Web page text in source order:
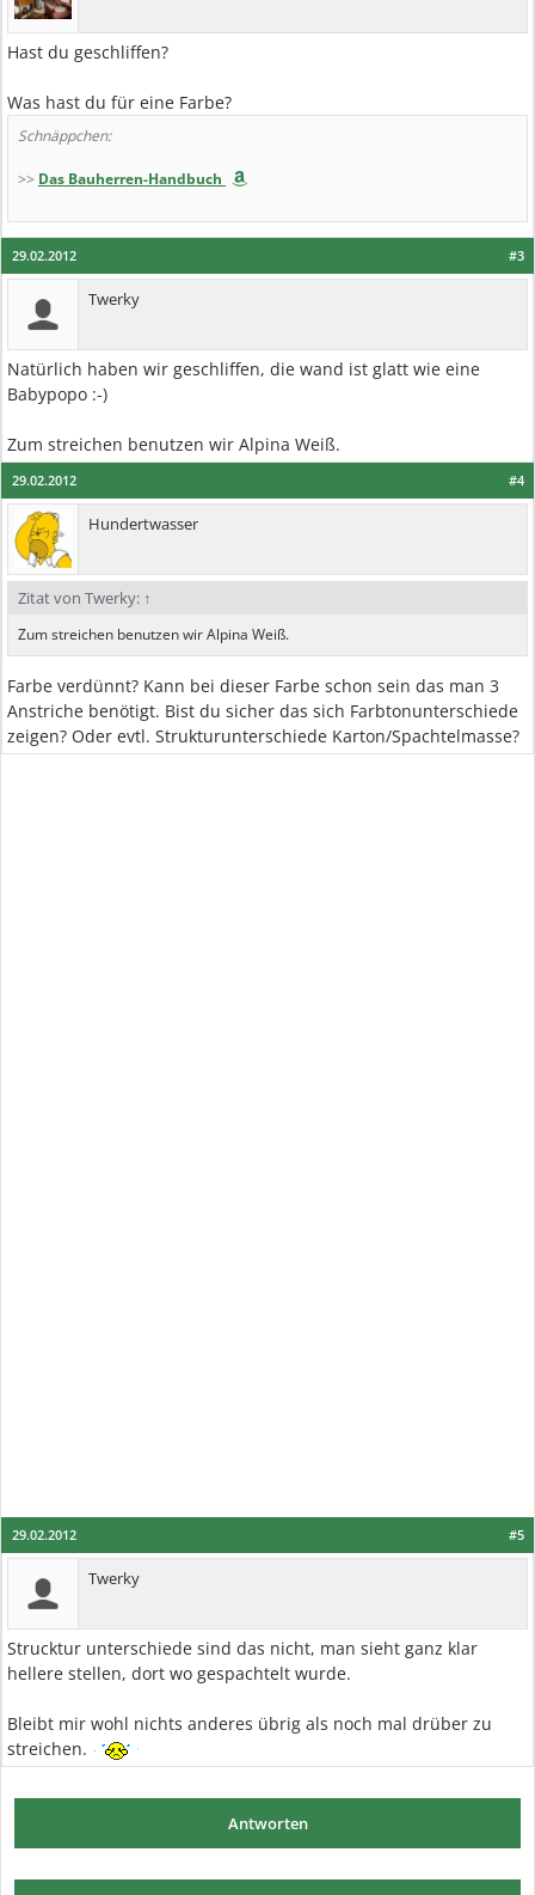
Hast du geschliffen?
Was hast du für eine Farbe?
Schnäppchen:
>> Das Bauherren-Handbuch
#3
29.02.2012
Twerky
Natürlich haben wir geschliffen, die wand ist glatt wie eine
Babypopo :-)
Zum streichen benutzen wir Alpina Weiß.
#4
29.02.2012
Hundertwasser
Zitat von Twerky: ↑
Zum streichen benutzen wir Alpina Weiß.
Farbe verdünnt? Kann bei dieser Farbe schon sein das man 3
Anstriche benötigt. Bist du sicher das sich Farbtonunterschiede
zeigen? Oder evtl. Strukturunterschiede Karton/Spachtelmasse?
#5
29.02.2012
Twerky
Strucktur unterschiede sind das nicht, man sieht ganz klar
hellere stellen, dort wo gespachtelt wurde.
Bleibt mir wohl nichts anderes übrig als noch mal drüber zu
streichen.
Antworten